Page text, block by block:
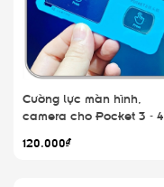
Cường lực màn hình,
camera cho Pocket 3 - 4,
120.000₫